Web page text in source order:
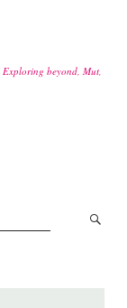
Exploring beyond, Mut,